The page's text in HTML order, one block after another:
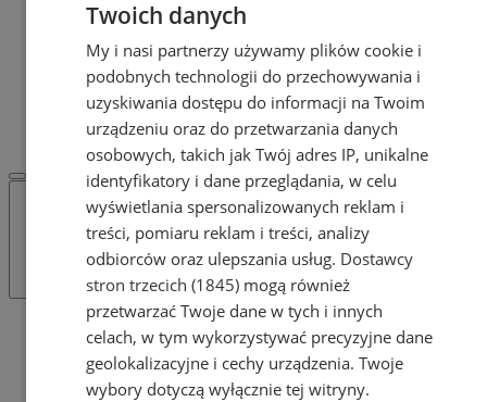
Dodaj ogłoszenie
Protocol IT
Pracuj.pl - praca w Żorach
REKLAMA
WSPÓŁPRACA
Katalog firm
Usługi
Agencje ochrony i biura detektywistyczne
Twoich danych
My i nasi partnerzy używamy plików cookie i
podobnych technologii do przechowywania i
uzyskiwania dostępu do informacji na Twoim
urządzeniu oraz do przetwarzania danych
osobowych, takich jak Twój adres IP, unikalne
identyfikatory i dane przeglądania, w celu
wyświetlania spersonalizowanych reklam i
treści, pomiaru reklam i treści, analizy
odbiorców oraz ulepszania usług. Dostawcy
stron trzecich (1845) mogą również
przetwarzać Twoje dane w tych i innych
celach, w tym wykorzystywać precyzyjne dane
geolokalizacyjne i cechy urządzenia. Twoje
wybory dotyczą wyłącznie tej witryny.